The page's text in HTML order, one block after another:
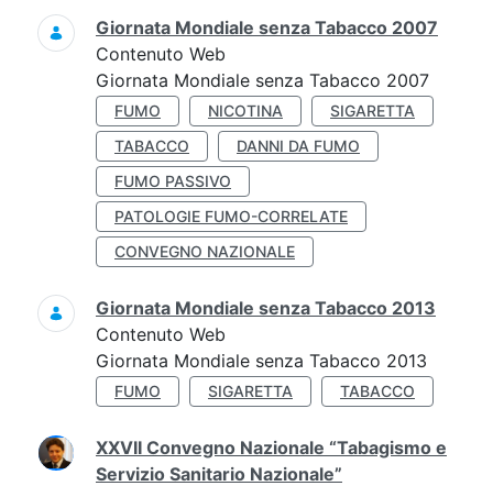
Giornata Mondiale senza Tabacco 2007
Contenuto Web
Giornata Mondiale senza Tabacco 2007
FUMO NICOTINA
SIGARETTA
TABACCO
DANNI DA FUMO
FUMO PASSIVO
PATOLOGIE FUMO-CORRELATE
CONVEGNO NAZIONALE
Giornata Mondiale senza Tabacco 2013
Contenuto Web
Giornata Mondiale senza Tabacco 2013
FUMO SIGARETTA TABACCO
XXVII Convegno Nazionale “Tabagismo e
Servizio Sanitario Nazionale”